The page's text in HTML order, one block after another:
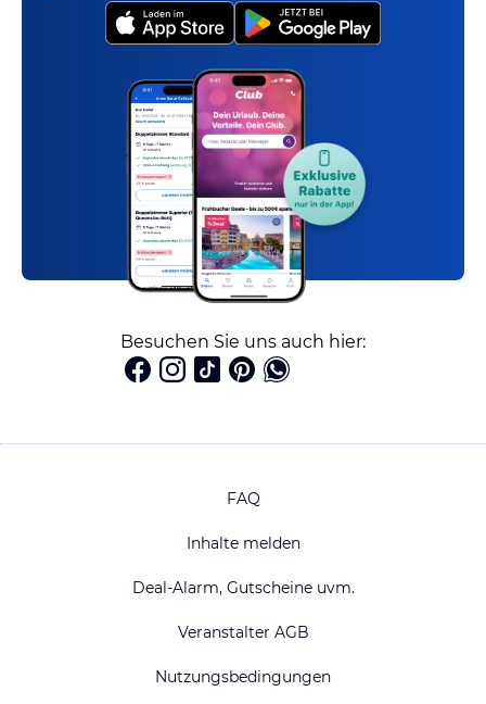
Besuchen Sie uns auch hier:
FAQ
Inhalte melden
Deal-Alarm, Gutscheine uvm.
Veranstalter AGB
Nutzungsbedingungen